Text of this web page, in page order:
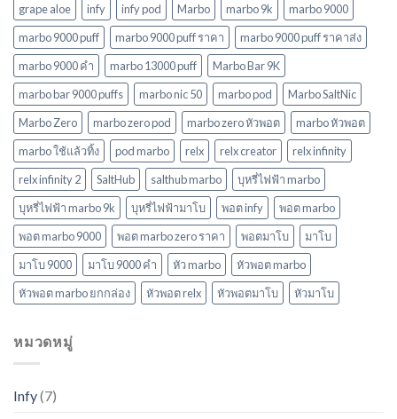
นิยม
ใหม่
ล่าสุด
ในปี
2568
grape aloe infy infy pod Marbo marbo 9k
marbo 9000
marbo 9000 puff
marbo 9000 puff ราคา
marbo 9000 puff ราคาส่ง
marbo 9000 คํา
marbo 13000 puff
Marbo Bar 9K
marbo bar 9000 puffs
marbo nic 50 marbo pod
Marbo SaltNic
Marbo Zero
marbo zero pod marbo zero หัวพอต
marbo หัวพอต
marbo ใช้แล้วทิ้ง
pod marbo relx relx creator
relx infinity
relx infinity 2
SaltHub salthub marbo
บุหรี่ไฟฟ้า marbo
บุหรี่ไฟฟ้า marbo 9k
บุหรี่ไฟฟ้ามาโบ พอต infy
พอต marbo
พอต marbo 9000
พอต marbo zero ราคา พอตมาโบ
มาโบ
มาโบ 9000
มาโบ 9000 คํา หัว marbo
หัวพอต marbo
หัวพอต marbo ยกกล่อง
หัวพอต relx หัวพอตมาโบ หัวมาโบ
หมวดหมู่
Infy(7)